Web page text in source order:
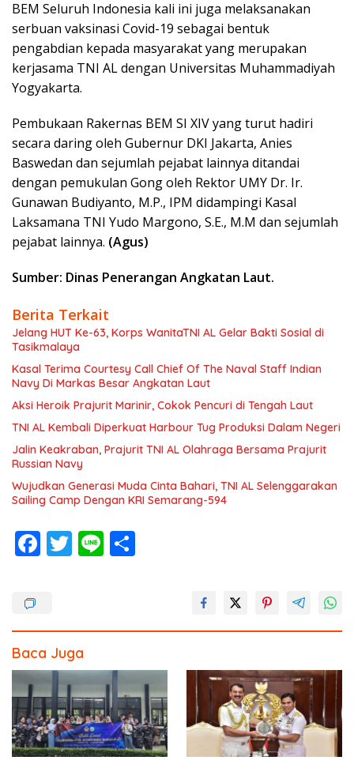
BEM Seluruh Indonesia kali ini juga melaksanakan
serbuan vaksinasi Covid-19 sebagai bentuk
pengabdian kepada masyarakat yang merupakan
kerjasama TNI AL dengan Universitas Muhammadiyah
Yogyakarta.
Pembukaan Rakernas BEM SI XIV yang turut hadiri
secara daring oleh Gubernur DKI Jakarta, Anies
Baswedan dan sejumlah pejabat lainnya ditandai
dengan pemukulan Gong oleh Rektor UMY Dr. Ir.
Gunawan Budiyanto, M.P., IPM didampingi Kasal
Laksamana TNI Yudo Margono, S.E., M.M dan sejumlah
pejabat lainnya. (Agus)
Sumber: Dinas Penerangan Angkatan Laut.
Berita Terkait
Jelang HUT Ke-63, Korps WanitaTNI AL Gelar Bakti Sosial di
Tasikmalaya
Kasal Terima Courtesy Call Chief Of The Naval Staff Indian
Navy Di Markas Besar Angkatan Laut
Aksi Heroik Prajurit Marinir, Cokok Pencuri di Tengah Laut
TNI AL Kembali Diperkuat Harbour Tug Produksi Dalam Negeri
Jalin Keakraban, Prajurit TNI AL Olahraga Bersama Prajurit
Russian Navy
Wujudkan Generasi Muda Cinta Bahari, TNI AL Selenggarakan
Sailing Camp Dengan KRI Semarang-594
F
ac
o
o
k
T
w
Li
n
Baca Juga